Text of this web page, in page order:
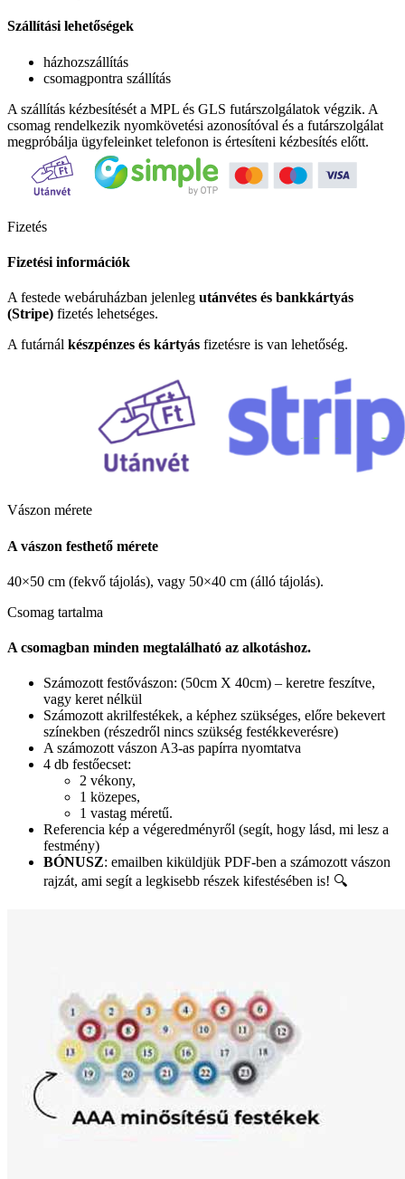
Szállítási lehetőségek
házhozszállítás
csomagpontra szállítás
A szállítás kézbesítését a MPL és GLS futárszolgálatok végzik. A
csomag rendelkezik nyomkövetési azonosítóval és a futárszolgálat
megpróbálja ügyfeleinket telefonon is értesíteni kézbesítés előtt.
Fizetés
Fizetési információk
A festede webáruházban jelenleg utánvétes és bankkártyás
(Stripe) fizetés lehetséges.
A futárnál készpénzes és kártyás fizetésre is van lehetőség.
Vászon mérete
A vászon festhető mérete
40×50 cm (fekvő tájolás), vagy 50×40 cm (álló tájolás).
Csomag tartalma
A csomagban minden megtalálható az alkotáshoz.
Számozott festővászon: (50cm X 40cm) – keretre feszítve,
vagy keret nélkül
Számozott akrilfestékek, a képhez szükséges, előre bekevert
színekben (részedről nincs szükség festékkeverésre)
A számozott vászon A3-as papírra nyomtatva
4 db festőecset:
2 vékony,
1 közepes,
1 vastag méretű.
Referencia kép a végeredményről (segít, hogy lásd, mi lesz a
festmény)
BÓNUSZ: emailben kiküldjük PDF-ben a számozott vászon
rajzát, ami segít a legkisebb részek kifestésében is! 🔍